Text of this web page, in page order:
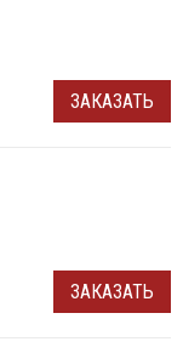
ЗАКАЗАТЬ
ЗАКАЗАТЬ